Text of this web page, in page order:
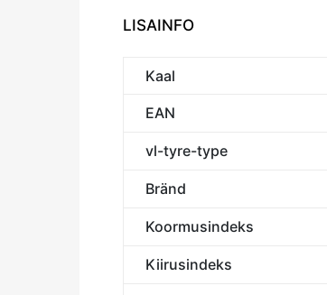
LISAINFO
Kaal
EAN
vl-tyre-type
Bränd
Koormusindeks
Kiirusindeks